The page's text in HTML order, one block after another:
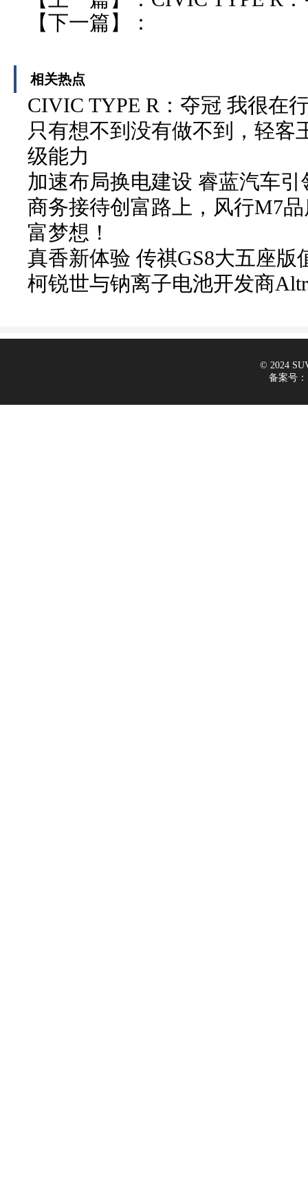
【下一篇】：
相关热点
CIVIC TYPE R：夺冠 我很在
只有想不到没有做不到，轻客
级能力
加速布局换电建设 睿蓝汽车
商务接待创富路上，风行M7
富梦想！
真香新体验 传祺GS8大五座版
柯锐世与钠离子电池开发商
© 2024
备案号：